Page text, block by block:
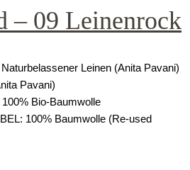
– 09 Leinenrock
Leinen (Anita Pavani)
Pavani)
Bio-Baumwolle
100% Baumwolle (Re-used